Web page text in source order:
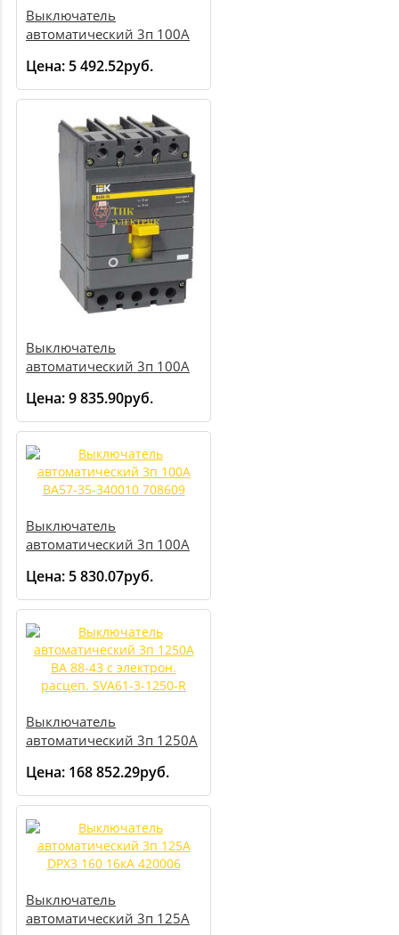
Выключатель
автоматический 3п 100А
Цена: 5 492.52руб.
Выключатель
автоматический 3п 100А
Цена:9 835.90руб.
Выключатель
автоматический 3п 100А
Цена: 5 830.07руб.
Выключатель
автоматический 3п 1250А
расцеп. SVA61-3-1250-R
Цена: 168 852.29руб.
Выключатель
автоматический 3п 125А